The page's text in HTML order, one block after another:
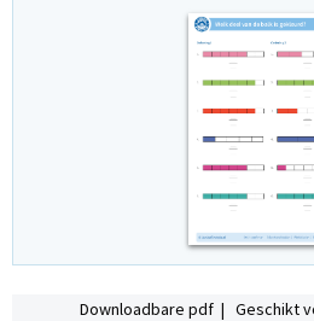
Downloadbare pdf | Geschikt